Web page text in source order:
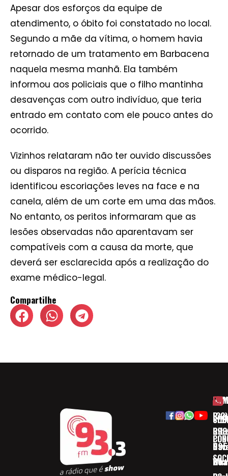
Apesar dos esforços da equipe de
atendimento, o óbito foi constatado no local.
Segundo a mãe da vítima, o homem havia
retornado de um tratamento em Barbacena
naquela mesma manhã. Ela também
informou aos policiais que o filho mantinha
desavenças com outro indivíduo, que teria
entrado em contato com ele pouco antes do
ocorrido.
Vizinhos relataram não ter ouvido discussões
ou disparos na região. A perícia técnica
identificou escoriações leves na face e na
canela, além de um corte em uma das mãos.
No entanto, os peritos informaram que as
lesões observadas não aparentavam ser
compatíveis com a causa da morte, que
deverá ser esclarecida após a realização do
exame médico-legal.
Compartilhe
(32)